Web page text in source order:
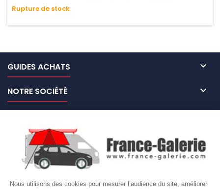
Nous utilisons des cookies pour mesurer l’audience du site, améliorer
n'absorbe pas l'eau.
Rupture de stock
GUIDES ACHATS 
NOTRE SOCIÉTÉ 
VOTRE COMPTE 
Site protégé par reCAPTCHA.